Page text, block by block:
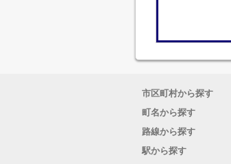
市区町村から探す
町名から探す
路線から探す
駅から探す